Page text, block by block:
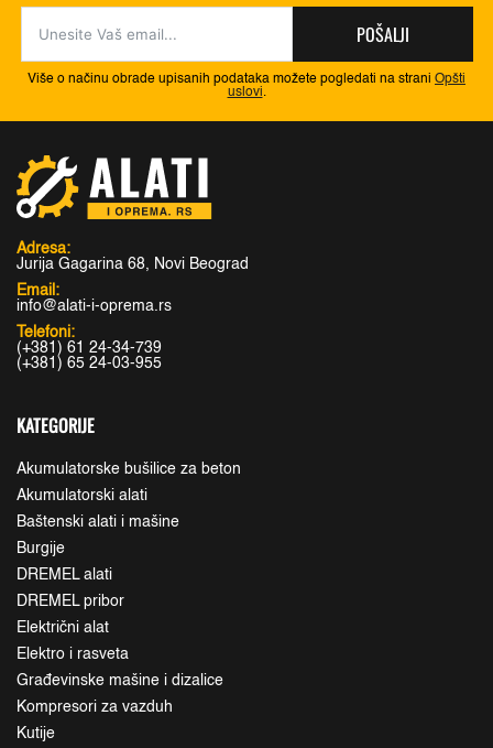
POŠALJI
Više o načinu obrade upisanih podataka možete pogledati na strani Opšti
uslovi.
Adresa:
Jurija Gagarina 68, Novi Beograd
Email:
info@alati-i-oprema.rs
Telefoni:
(+381) 61 24-34-739
(+381) 65 24-03-955
KATEGORIJE
Akumulatorske bušilice za beton
Akumulatorski alati
Baštenski alati i mašine
Burgije
DREMEL alati
DREMEL pribor
Električni alat
Elektro i rasveta
Građevinske mašine i dizalice
Kompresori za vazduh
Kutije